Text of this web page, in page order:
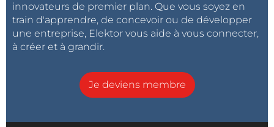
innovateurs de premier plan. Que vous soyez en
train d'apprendre, de concevoir ou de développer
une entreprise, Elektor vous aide à vous connecter,
à créer et à grandir.
Je deviens membre